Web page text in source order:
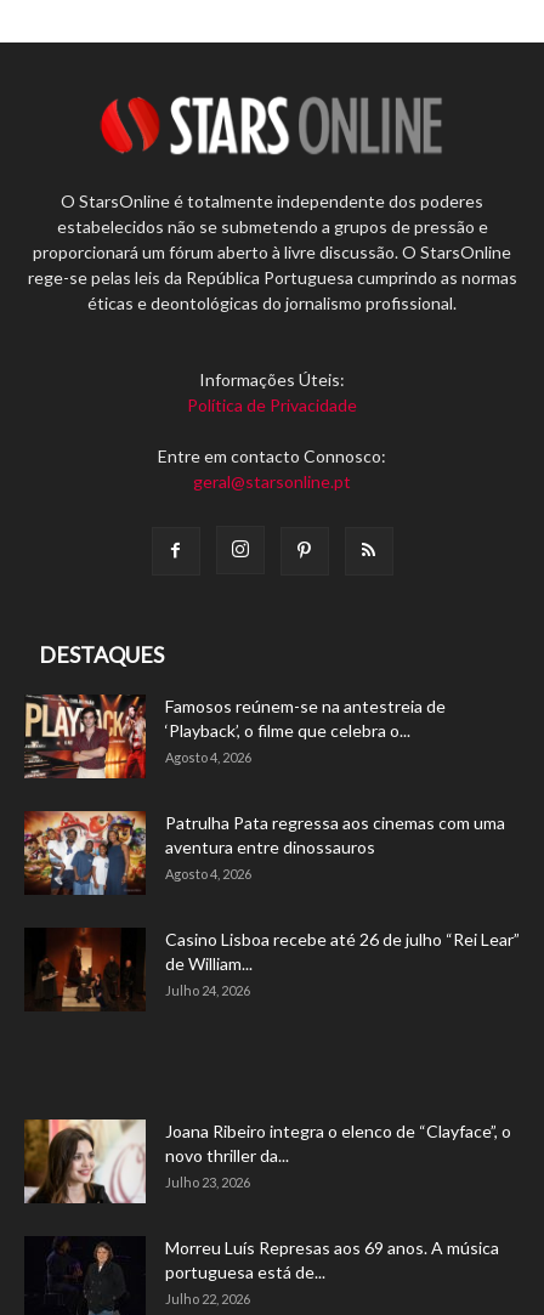
O StarsOnline é totalmente independente dos poderes
estabelecidos não se submetendo a grupos de pressão e
proporcionará um fórum aberto à livre discussão. O StarsOnline
rege-se pelas leis da República Portuguesa cumprindo as normas
éticas e deontológicas do jornalismo profissional.
Informações Úteis:
Política de Privacidade
Entre em contacto Connosco:
geral@starsonline.pt
DESTAQUES
Famosos reúnem-se na antestreia de
‘Playback’, o filme que celebra o...
Agosto 4, 2026
Patrulha Pata regressa aos cinemas com uma
aventura entre dinossauros
Agosto 4, 2026
Casino Lisboa recebe até 26 de julho “Rei Lear”
de William...
Julho 24, 2026
Joana Ribeiro integra o elenco de “Clayface”, o
novo thriller da...
Julho 23, 2026
Morreu Luís Represas aos 69 anos. A música
portuguesa está de...
Julho 22, 2026